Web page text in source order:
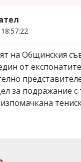
на Общинския
от
за подражание с